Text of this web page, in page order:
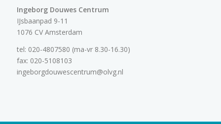
Ingeborg Douwes Centrum
IJsbaanpad 9-11
1076 CV Amsterdam
tel: 020-4807580 (ma-vr 8.30-16.30)
fax: 020-5108103
ingeborgdouwescentrum@olvg.nl